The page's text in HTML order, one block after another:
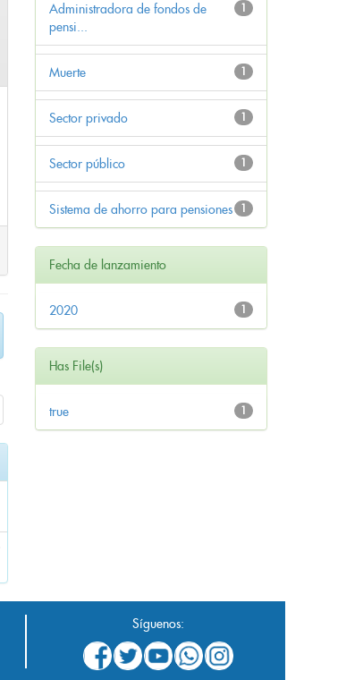
1
Administradora de fondos de
pensi...
1
Muerte
1
Sector privado
1
Sector público
1
Sistema de ahorro para pensiones
Fecha de lanzamiento
1
2020
Has File(s)
1
true
Síguenos: